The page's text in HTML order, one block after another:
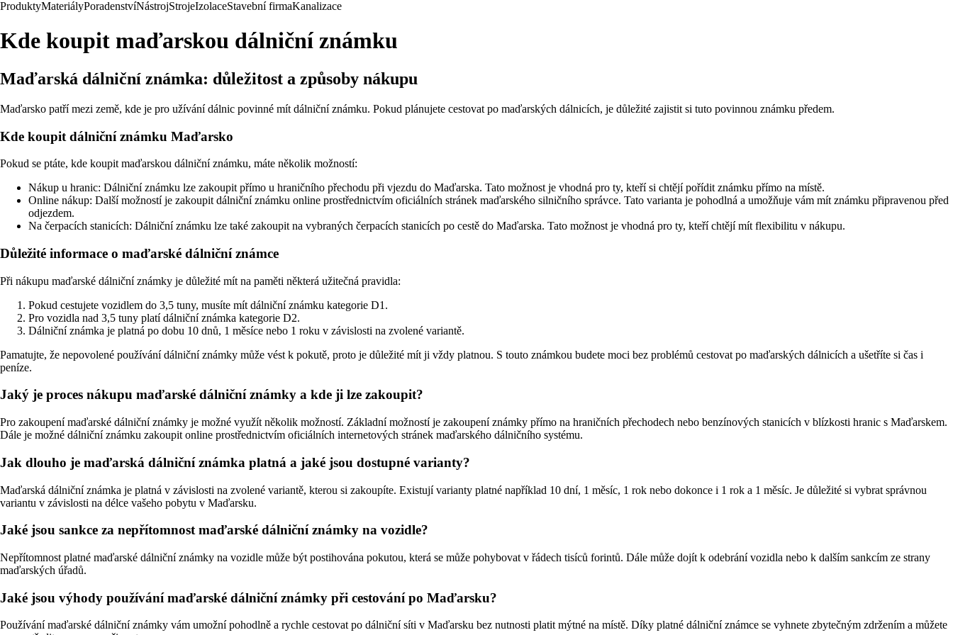
ProduktyMateriályPoradenstvíNástrojStrojeIzolaceStavební firmaKanalizace
Kde koupit maďarskou dálniční známku
Maďarská dálniční známka: důležitost a způsoby nákupu
Maďarsko patří mezi země, kde je pro užívání dálnic povinné mít dálniční známku. Pokud plánujete cestovat po maďarských dálnicích, je důležité zajistit si tuto povinnou známku předem.
Kde koupit dálniční známku Maďarsko
Pokud se ptáte, kde koupit maďarskou dálniční známku, máte několik možností:
Nákup u hranic: Dálniční známku lze zakoupit přímo u hraničního přechodu při vjezdu do Maďarska. Tato možnost je vhodná pro ty, kteří si chtějí pořídit známku přímo na místě.
Online nákup: Další možností je zakoupit dálniční známku online prostřednictvím oficiálních stránek maďarského silničního správce. Tato varianta je pohodlná a umožňuje vám mít známku připravenou před
odjezdem.
Na čerpacích stanicích: Dálniční známku lze také zakoupit na vybraných čerpacích stanicích po cestě do Maďarska. Tato možnost je vhodná pro ty, kteří chtějí mít flexibilitu v nákupu.
Důležité informace o maďarské dálniční známce
Při nákupu maďarské dálniční známky je důležité mít na paměti některá užitečná pravidla:
Pokud cestujete vozidlem do 3,5 tuny, musíte mít dálniční známku kategorie D1.
Pro vozidla nad 3,5 tuny platí dálniční známka kategorie D2.
Dálniční známka je platná po dobu 10 dnů, 1 měsíce nebo 1 roku v závislosti na zvolené variantě.
Pamatujte, že nepovolené používání dálniční známky může vést k pokutě, proto je důležité mít ji vždy platnou. S touto známkou budete moci bez problémů cestovat po maďarských dálnicích a ušetříte si čas i
peníze.
Jaký je proces nákupu maďarské dálniční známky a kde ji lze zakoupit?
Pro zakoupení maďarské dálniční známky je možné využít několik možností. Základní možností je zakoupení známky přímo na hraničních přechodech nebo benzínových stanicích v blízkosti hranic s Maďarskem.
Dále je možné dálniční známku zakoupit online prostřednictvím oficiálních internetových stránek maďarského dálničního systému.
Jak dlouho je maďarská dálniční známka platná a jaké jsou dostupné varianty?
Maďarská dálniční známka je platná v závislosti na zvolené variantě, kterou si zakoupíte. Existují varianty platné například 10 dní, 1 měsíc, 1 rok nebo dokonce i 1 rok a 1 měsíc. Je důležité si vybrat správnou
variantu v závislosti na délce vašeho pobytu v Maďarsku.
Jaké jsou sankce za nepřítomnost maďarské dálniční známky na vozidle?
Nepřítomnost platné maďarské dálniční známky na vozidle může být postihována pokutou, která se může pohybovat v řádech tisíců forintů. Dále může dojít k odebrání vozidla nebo k dalším sankcím ze strany
maďarských úřadů.
Jaké jsou výhody používání maďarské dálniční známky při cestování po Maďarsku?
Používání maďarské dálniční známky vám umožní pohodlně a rychle cestovat po dálniční síti v Maďarsku bez nutnosti platit mýtné na místě. Díky platné dálniční známce se vyhnete zbytečným zdržením a můžete